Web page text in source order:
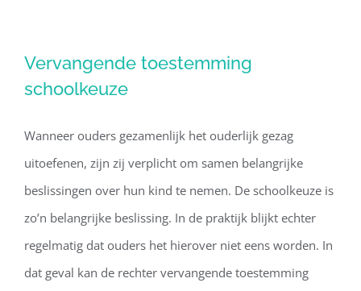
schoolkeuze
Vervangende toestemming
schoolkeuze
Wanneer ouders gezamenlijk het ouderlijk gezag
uitoefenen, zijn zij verplicht om samen belangrijke
beslissingen over hun kind te nemen. De schoolkeuze is
zo’n belangrijke beslissing. In de praktijk blijkt echter
regelmatig dat ouders het hierover niet eens worden. In
dat geval kan de rechter vervangende toestemming